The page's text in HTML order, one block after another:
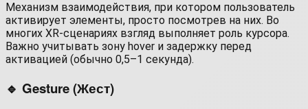
Механизм взаимодействия, при котором пользователь
активирует элементы, просто посмотрев на них. Во
многих XR-сценариях взгляд выполняет роль курсора.
Важно учитывать зону hover и задержку перед
активацией (обычно 0,5–1 секунда).
🔹 Gesture (Жест)